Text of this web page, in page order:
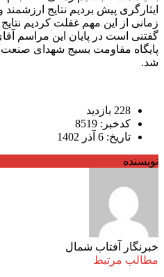
ایثارگری پیش بردیم نتایج
زمانی از این مهم غفلت کردیم
گفتنی است در پایان این مراسم
پایگاه مقاومت بسیج شهدای
شد.
228 بازدید
کدخبر: 8519
تاریخ: 6 آذر 1402
نویسنده
خبرنگار آفتاب شمال
مطالب مرتبط